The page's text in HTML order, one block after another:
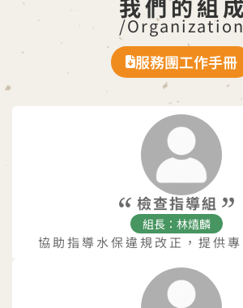
我們的組成
/
服務團工作手冊
檢查指導組
組長：林熺麟
協助指導水保違規改正，提供